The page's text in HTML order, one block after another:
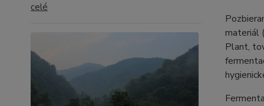
celé
materiál
Plant,